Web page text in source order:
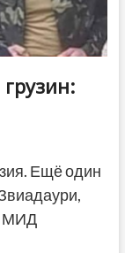
Ещё один
МИД